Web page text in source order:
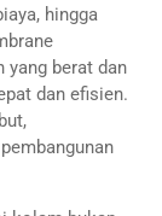
hingga
yang berat dan
dan efisien.